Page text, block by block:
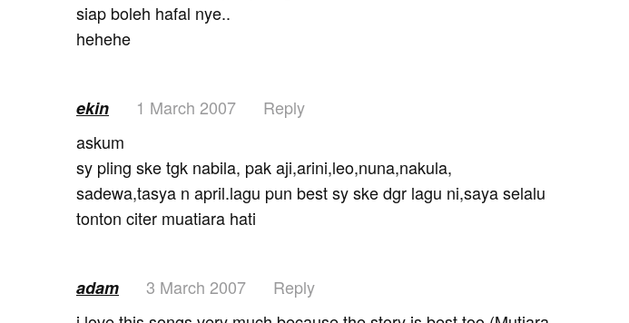
siap boleh hafal nye..
hehehe
ekin 1 March 2007
Reply
askum
sy pling ske tgk nabila, pak aji,arini,leo,nuna,nakula,
sadewa,tasya n april.lagu pun best sy ske dgr lagu ni,saya selalu
tonton citer muatiara hati
adam 3 March 2007
Reply